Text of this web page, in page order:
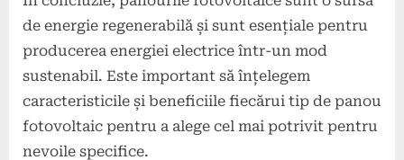
de energie regenerabilă și sunt esențiale pentru
producerea energiei electrice într-un mod
sustenabil. Este important să înțelegem
caracteristicile și beneficiile fiecărui tip de panou
fotovoltaic pentru a alege cel mai potrivit pentru
nevoile specifice.